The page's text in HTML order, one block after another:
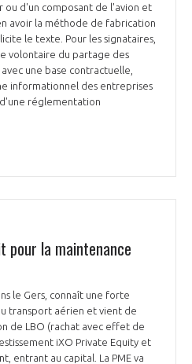
d'un composant de l'avion et
avoir la méthode de fabrication
le texte. Pour les signataires,
volontaire du partage des
une base contractuelle,
informationnel des entreprises
réglementation
pour la maintenance
le Gers, connaît une forte
transport aérien et vient de
de LBO (rachat avec effet de
iXO Private Equity et
entrant au capital. La PME va